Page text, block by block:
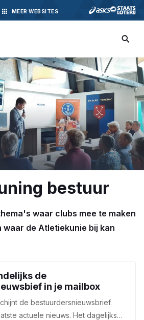
MEER WEBSITES
bestuur
waar clubs mee te maken
waar de Atletiekunie bij kan
de
in je mailbox
de bestuurdersnieuwsbrief.
actuele nieuws. Het dagelijks